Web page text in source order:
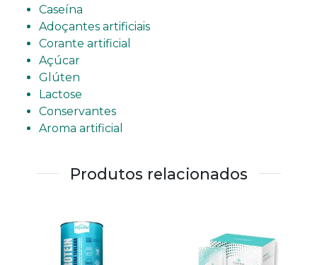
Caseína
Adoçantes artificiais
Corante artificial
Açúcar
Glúten
Lactose
Conservantes
Aroma artificial
Produtos relacionados